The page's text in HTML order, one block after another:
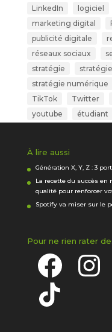
LinkedIn
logiciel
marketing digital
publicité digitale
réseaux sociaux
stratégie
stratégie numérique
TikTok
Twitter
youtube
étudiant
À lire aussi
Génération X, Y, Z : 3
La recette du succès
qualité pour renforcer
Spotify va miser sur le
Pour ne rien rater
Facebook Instagram
TikTok